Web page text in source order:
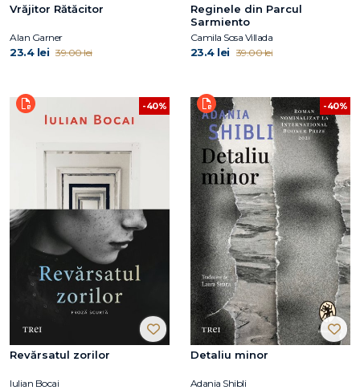
Vrăjitor Rătăcitor
Alan Garner
23.4 lei 39.00 lei
Reginele din Parcul
Sarmiento
Camila Sosa Villada
23.4 lei 39.00 lei
-40%
Revărsatul zorilor
Iulian Bocai
-40%
Detaliu minor
Adania Shibli